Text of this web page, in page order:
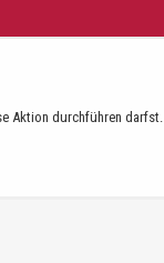
Aktion durchführen darfst.